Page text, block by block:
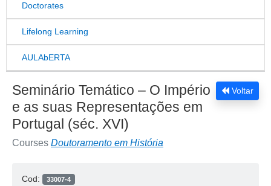
Doctorates
Lifelong Learning
AULAbERTA
Voltar
Seminário Temático – O Império
e as suas Representações em
Portugal (séc. XVI)
Courses Doutoramento em História
Cod: 33007-4